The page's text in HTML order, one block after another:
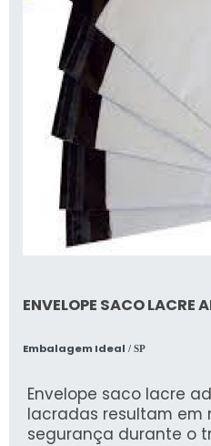
ENVELOPE SACO LACRE
Embalagem Ideal / SP
Envelope saco lacre
lacradas resultam em
segurança durante o